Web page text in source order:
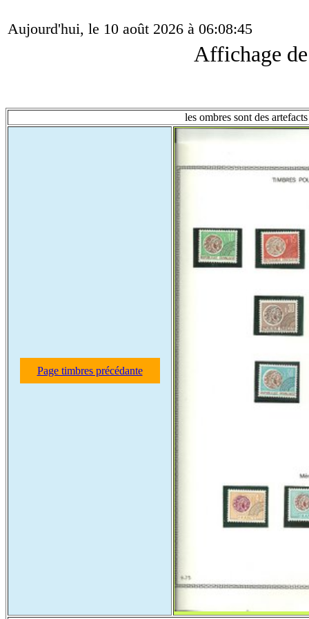
Aujourd'hui, le 10 août 2026 à 06:08:45
Affichage
les ombres sont des
Page timbres précédante